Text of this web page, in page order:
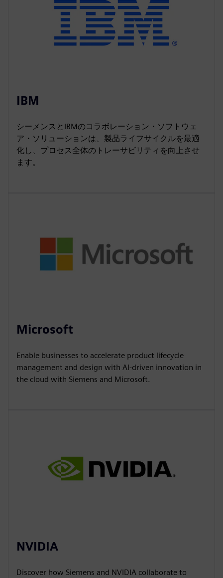
IBM
シーメンスとIBMのコラボレーション・ソフトウェ
ア・ソリューションは、製品ライフサイクルを最適
化し、プロセス全体のトレーサビリティを向上させ
ます。
Microsoft
Enable businesses to accelerate product lifecycle
management and design with AI-driven innovation in
the cloud with Siemens and Microsoft.
NVIDIA
Discover how Siemens and NVIDIA collaborate to